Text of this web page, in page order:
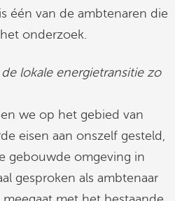
één van de ambtenaren die
onderzoek.
lokale energietransitie zo
we op het gebied van
eisen aan onszelf gesteld,
gebouwde omgeving in
gesproken als ambtenaar